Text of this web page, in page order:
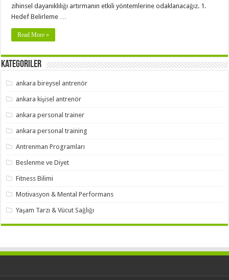
zihinsel dayanıklılığı artırmanın etkili yöntemlerine odaklanacağız. 1.
Hedef Belirleme …
Read More »
Kategoriler
ankara bireysel antrenör
ankara kişisel antrenör
ankara personal trainer
ankara personal training
Antrenman Programları
Beslenme ve Diyet
Fitness Bilimi
Motivasyon & Mental Performans
Yaşam Tarzı & Vücut Sağlığı